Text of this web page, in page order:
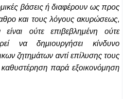
βάσεις ή διαφέρουν ως προς
και τους λόγους ακυρώσεως,
ούτε επιβεβλημένη ούτε
να δημιουργήσει κίνδυνο
ζητημάτων αντί επίλυσης τους
καθυστέρηση παρά εξοικονόμηση